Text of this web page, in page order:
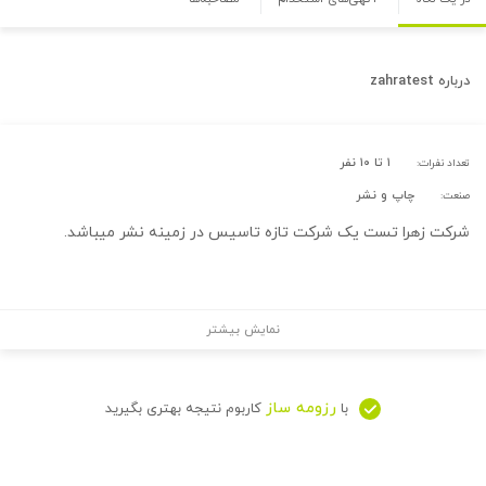
درباره zahratest
تعداد نفرات: ۱ تا ۱۰ نفر
صنعت: چاپ و نشر
شرکت زهرا تست یک شرکت تازه تاسیس در زمینه نشر میباشد.
نمایش بیشتر
با رزومه ساز کاربوم نتیجه بهتری بگیرید